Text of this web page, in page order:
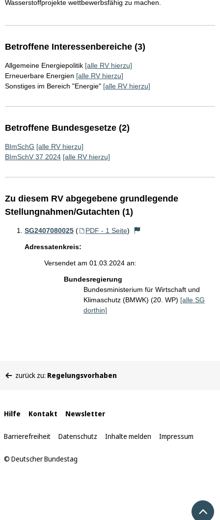
Wasserstoffprojekte wettbewerbsfähig zu machen.
Betroffene Interessenbereiche (3)
Allgemeine Energiepolitik [alle RV hierzu]
Erneuerbare Energien [alle RV hierzu]
Sonstiges im Bereich "Energie" [alle RV hierzu]
Betroffene Bundesgesetze (2)
BImSchG [alle RV hierzu]
BImSchV 37 2024 [alle RV hierzu]
Zu diesem RV abgegebene grundlegende
Stellungnahmen/Gutachten (1)
SG2407080025 ( PDF - 1 Seite)
Adressatenkreis:
Versendet am 01.03.2024 an:
Bundesregierung
Bundesministerium für Wirtschaft und
Klimaschutz (BMWK) (20. WP) [alle SG
dorthin]
befinden
zurück zu: Regelungsvorhaben
Interne
Links
Hilfe Kontakt Newsletter
Barrierefreiheit Datenschutz Inhalte melden Impressum
© Deutscher Bundestag